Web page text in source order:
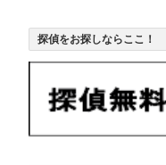
探偵をお探しならここ！